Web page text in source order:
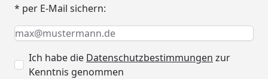
* per E-Mail sichern:
Keine Eingabe erforderlich
Eingabe erforderlich
E-Mail *
Ich habe die Datenschutzbestimmungen zur
Kenntnis genommen